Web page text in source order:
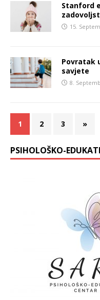
Stanford
15.
Povratak
savjete
8.
1 2 3 »
PSIHOLOŠKO-